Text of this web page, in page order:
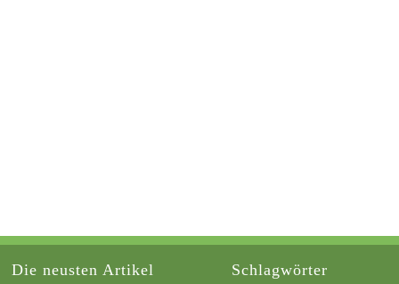
Die neusten Artikel Schlagwörter